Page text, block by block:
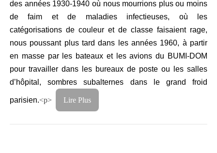
des années 1930-1940 où nous mourrions plus ou moins
de faim et de maladies infectieuses, où les
catégorisations de couleur et de classe faisaient rage,
nous poussant plus tard dans les années 1960, à partir
en masse par les bateaux et les avions du BUMI-DOM
pour travailler dans les bureaux de poste ou les salles
d’hôpital, sombres subalternes dans le grand froid
parisien.<p> Lire Plus